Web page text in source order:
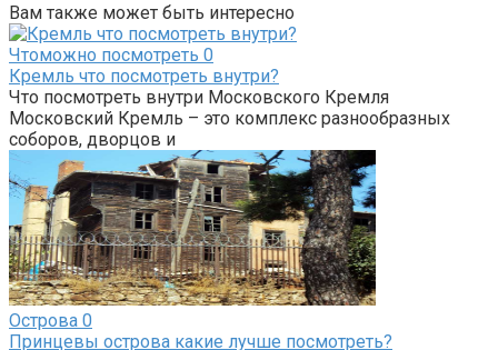
Вам также может быть интересно
Чтоможно посмотреть 0
Кремль что посмотреть внутри?
Что посмотреть внутри Московского Кремля
Московский Кремль – это комплекс разнообразных
соборов, дворцов и
Острова 0
Принцевы острова какие лучше посмотреть?